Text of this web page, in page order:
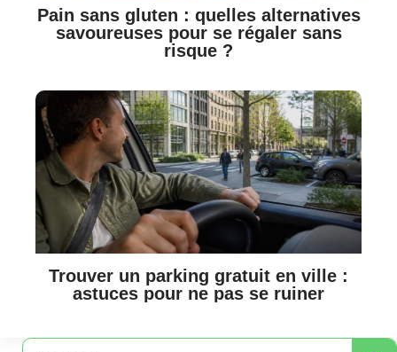
Pain sans gluten : quelles alternatives
savoureuses pour se régaler sans
risque ?
Trouver un parking gratuit en ville :
astuces pour ne pas se ruiner